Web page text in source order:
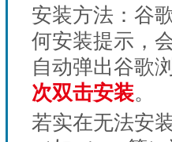
安装方法：谷
何安装提示，
自动弹出谷歌
次双击安装。
若实在无法安